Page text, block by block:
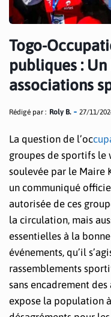
Togo-
publiques :
associations
Rédigé par : Roly B. 27/11/
La question de l’oc
groupes de sportifs le
soulevée par le Maire
un communiqué
autorisée de ces
la circulation, mais
essentielles à la
événements, qu’il
rassemblements
sans encadrement
expose la population